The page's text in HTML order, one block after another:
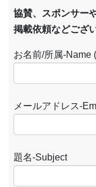
協賛、スポンサー
掲載依頼などござ
お名前/所属-Name
メールアドレス-
題名-Subject